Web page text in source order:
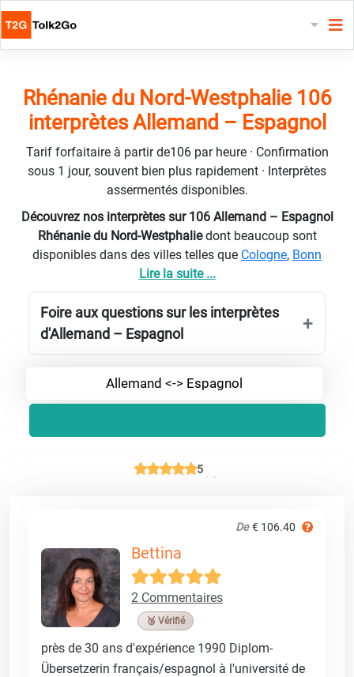
Rhénanie du Nord-Westphalie 106
interprètes Allemand – Espagnol
Tarif forfaitaire à partir de106 par heure · Confirmation
sous 1 jour, souvent bien plus rapidement · Interprètes
assermentés disponibles.
Découvrez nos interprètes sur 106 Allemand – Espagnol
Rhénanie du Nord-Westphaliedont beaucoup sont
disponibles dans des villes telles que Cologne, Bonn
Lire la suite ...
Foire aux questions sur les interprètes
d'Allemand – Espagnol
Allemand <-> Espagnol
5
De € 106.40
Bettina
2 Commentaires
🥉 Vérifié
près de 30 ans d'expérience 1990 Diplom-
Übersetzerin français/espagnol à l'université de